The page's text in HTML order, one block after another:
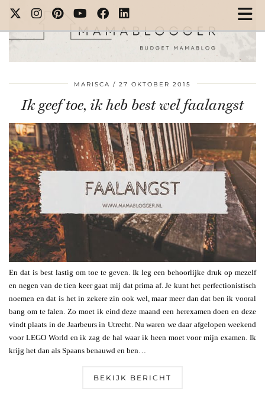
MARISCA 27 OKTOBER 2015
Ik geef toe, ik heb best wel faalangst
En dat is best lastig om toe te geven. Ik leg een behoorlijke druk op mezelf
en negen van de tien keer gaat mij dat prima af. Je kunt het perfectionistisch
noemen en dat is het in zekere zin ook wel, maar meer dan dat ben ik vooral
bang om te falen. Zo moet ik eind deze maand een herexamen doen en deze
vindt plaats in de Jaarbeurs in Utrecht. Nu waren we daar afgelopen weekend
voor LEGO World en ik zag de hal waar ik heen moet voor mijn examen. Ik
krijg het dan als Spaans benauwd en ben…
BEKIJK BERICHT